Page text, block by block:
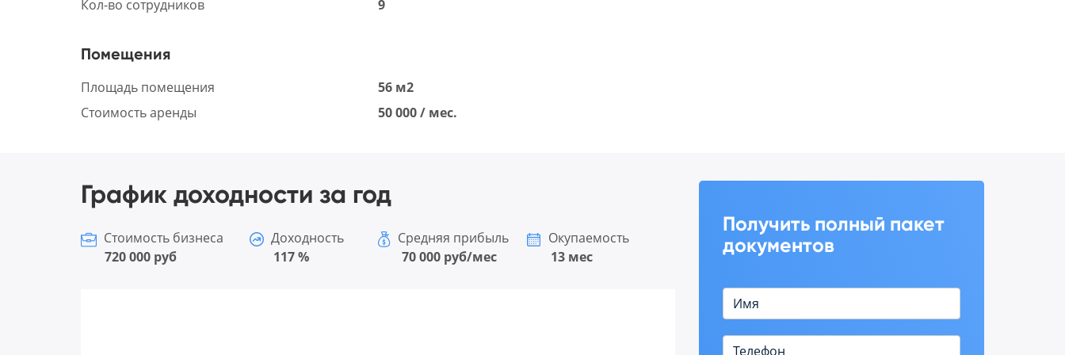
Кол-во сотрудников 9
Помещения
Площадь помещения
56 м2
Стоимость аренды
50 000 / мес.
График доходности за год
Стоимость бизнеса
720 000 руб
Доходность
117 %
Средняя прибыль
70 000 руб/мес
Окупаемость
13 мес
Получить полный пакет
документов